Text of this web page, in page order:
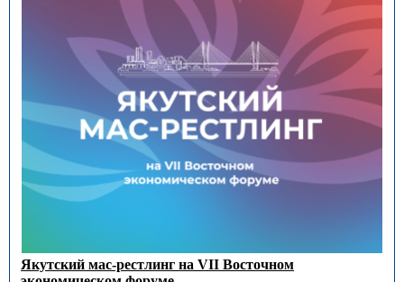
Якутский мас-рестлинг на VII Восточном